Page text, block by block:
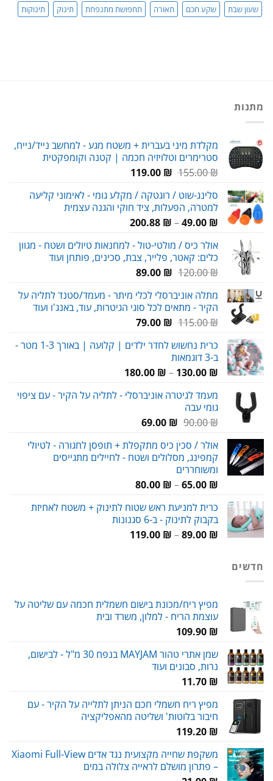
שעון שבת
שקע חכם תאורה תחפושת מתנפחת תינוק תינוקות
מתנות
מקלדת מיני בעברית + משטח מגע - למחשב נייד/נייח,
סטרימרים וטלויזיה חכמה | קטנה וקומפקטית
155.00₪
המחיר
היה:
155.00 ₪.
119.00 ₪
המחיר
הוא:
119.00 ₪.
סלינג-שוט / רוגטקה / מקלע גומי - לאימוני קליעה
למטרה, הפעלות, ציד חוקי והגנה עצמית
49.00 ₪
–
200.88 ₪
טווח
עד
אולר כיס / מולטי-טול - למחנאות טיולים ושטח - מגוון
כלים: קאטר, פלייר, צבת, סכינים, פותחן ועוד
120.00₪
המחיר
היה:
120.00 ₪.
89.00 ₪
המחיר
הוא:
89.00 ₪.
מתלה אוניברסלי לכלי מיתר - מעמד/סטנד לתליה על
הקיר - מתאים לכל סוגי הגיטרות, עוד, באנג'ו ועוד
115.00₪
המחיר
היה:
115.00 ₪.
79.00 ₪
המחיר
הוא:
כרית נחשוש לחדר ילדים | קלועה | באורך 1-3 מטר -
ב-3 דוגמאות
130.00 ₪
–
180.00 ₪
מעמד לגיטרה אוניברסלי - לתליה על הקיר - עם ציפוי
גומי עבה
90.00₪
המחיר
היה:
90.00 ₪.
69.00 ₪
המחיר
הוא:
69.00 ₪.
אולר / סכין כיס מתקפלת + תופסן לחגורה - לטיולי
קמפינג, מסלולים ושטח - לחיילים מתגייסים
ומשוחררים
65.00 ₪
–
80.00 ₪
טווח
עד
כרית למניעת ראש שטוח לתינוק + משטח לאחיזת
בקבוק לתינוק - ב-6 סגנונות
89.00 ₪
–
119.00 ₪
חדשים
מפיץ ריח/מכונת בישום חשמלית חכמה עם שליטה על
עוצמת הריח - למלון, משרד ובית
109.90 ₪
שמן אתרי טהור MAYJAM בנפח 30 מ"ל - לבישום,
נרות, סבונים ועוד
11.70 ₪
מפיץ ריח חשמלי חכם הניתן לתלייה על הקיר - עם
חיבור בלוטות' ושליטה מהאפליקציה
119.20 ₪
משקפת שחייה מקצועית נגד אדים Xiaomi Full-View
– פתרון מושלם לראייה צלולה במים